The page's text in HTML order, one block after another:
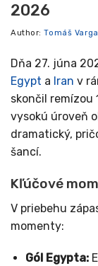
2026
Author:Tomáš Varga
Dňa 27. júna
Egypt a Iran v
skončil remízou
vysokú úroveň
dramatický,
šancí.
Kľúčové
V priebehu
momenty:
Gól Egypta: